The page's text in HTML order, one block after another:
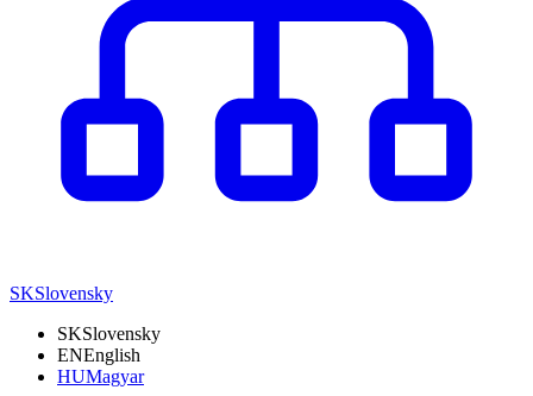
SKSlovensky
SKSlovensky
ENEnglish
HUMagyar